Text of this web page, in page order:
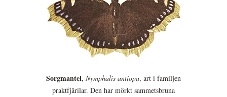
Sorgmantel, Nymphalis antiopa, art i familjen
praktfjärilar. Den har mörkt sammetsbruna